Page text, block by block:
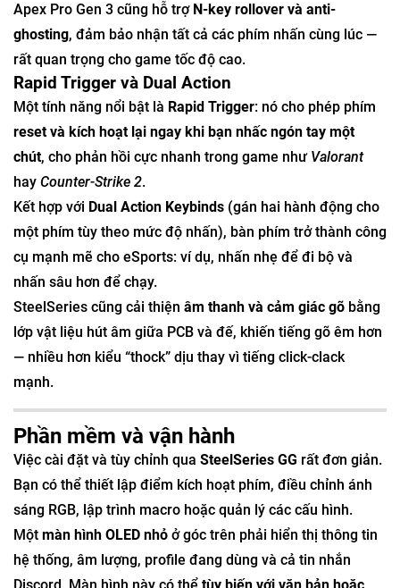
Apex Pro Gen 3 cũng hỗ trợ N-key rollover và anti-
ghosting, đảm bảo nhận tất cả các phím nhấn cùng lúc —
rất quan trọng cho game tốc độ cao.
Rapid Trigger và Dual Action
Một tính năng nổi bật là Rapid Trigger: nó cho phép phím
reset và kích hoạt lại ngay khi bạn nhấc ngón tay một
chút, cho phản hồi cực nhanh trong game như Valorant
hay Counter-Strike 2.
Kết hợp với Dual Action Keybinds (gán hai hành động cho
một phím tùy theo mức độ nhấn), bàn phím trở thành công
cụ mạnh mẽ cho eSports: ví dụ, nhấn nhẹ để đi bộ và
nhấn sâu hơn để chạy.
SteelSeries cũng cải thiện âm thanh và cảm giác gõ bằng
lớp vật liệu hút âm giữa PCB và đế, khiến tiếng gõ êm hơn
— nhiều hơn kiểu “thock” dịu thay vì tiếng click-clack
mạnh.
Phần mềm và vận hành
Việc cài đặt và tùy chỉnh qua SteelSeries GG rất đơn giản.
Bạn có thể thiết lập điểm kích hoạt phím, điều chỉnh ánh
sáng RGB, lập trình macro hoặc quản lý các cấu hình.
Một màn hình OLED nhỏ ở góc trên phải hiển thị thông tin
hệ thống, âm lượng, profile đang dùng và cả tin nhắn